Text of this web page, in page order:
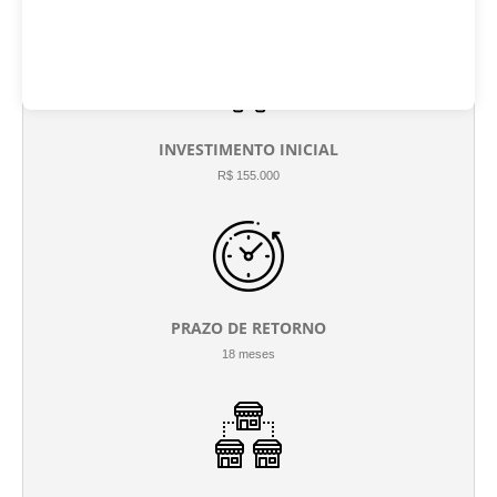
INVESTIMENTO INICIAL
R$ 155.000
PRAZO DE RETORNO
18 meses